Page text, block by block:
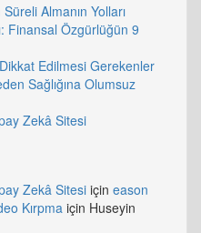
Almanın Yolları
Finansal Özgürlüğün 9
Edilmesi Gerekenler
Sağlığına Olumsuz
Zekâ Sitesi
Zekâ Sitesi için eason
Kırpma için Huseyin